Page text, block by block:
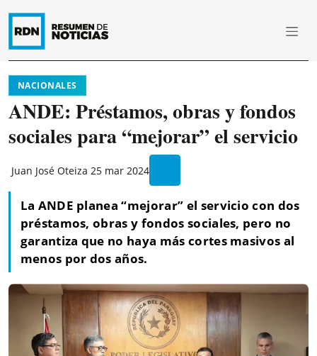
NACIONALES
ANDE: Préstamos, obras y fondos
sociales para “mejorar” el servicio
Juan José Oteiza 25 mar 2024
La ANDE planea “mejorar” el servicio con dos
préstamos, obras y fondos sociales, pero no
garantiza que no haya más cortes masivos al
menos por dos años.